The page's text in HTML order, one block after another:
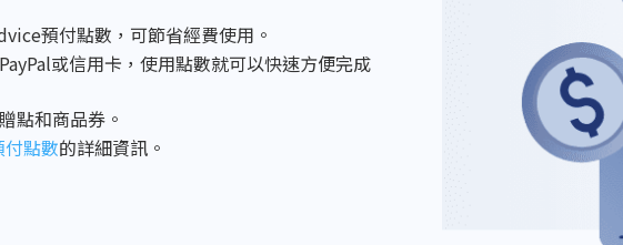
預付點數，可節省經費使用。
或信用卡，使用點數就可以快速方便完成
點和商品券。
付點數的詳細資訊。